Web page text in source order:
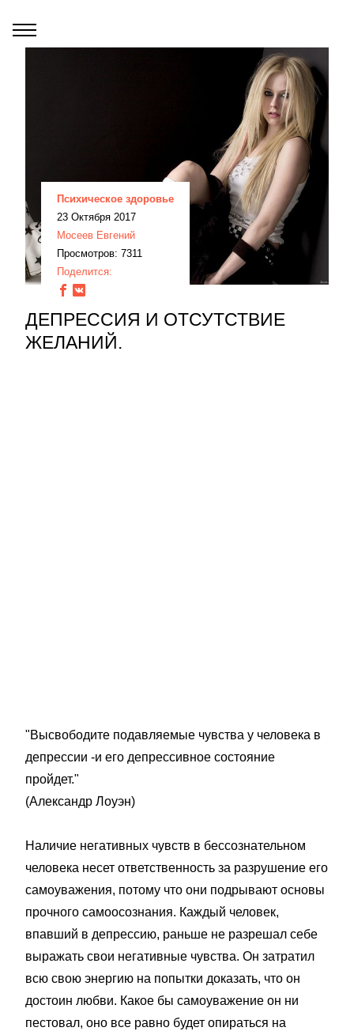
Психическое здоровье
23 Октября 2017
Мосеев Евгений
Просмотров: 7311
Поделится:
ДЕПРЕССИЯ И ОТСУТСТВИЕ
ЖЕЛАНИЙ.
"Высвободите подавляемые чувства у человека в
депрессии -и его депрессивное состояние
пройдет."
(Александр Лоуэн)
Наличие негативных чувств в бессознательном
человека несет ответственность за разрушение его
самоуважения, потому что они подрывают основы
прочного самоосознания. Каждый человек,
впавший в депрессию, раньше не разрешал себе
выражать свои негативные чувства. Он затратил
всю свою энергию на попытки доказать, что он
достоин любви. Какое бы самоуважение он ни
пестовал, оно все равно будет опираться на